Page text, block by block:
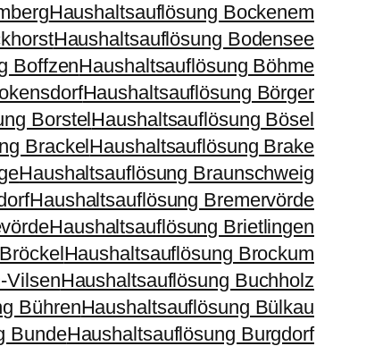
Haushaltsauflösung Bockenem
Haushaltsauflösung Bodensee
BoffzenHaushaltsauflösung Böhme
Haushaltsauflösung Börger
BorstelHaushaltsauflösung Bösel
BrackelHaushaltsauflösung Brake
Haushaltsauflösung Braunschweig
Haushaltsauflösung Bremervörde
Haushaltsauflösung Brietlingen
Haushaltsauflösung Brockum
VilsenHaushaltsauflösung Buchholz
BührenHaushaltsauflösung Bülkau
BundeHaushaltsauflösung Burgdorf